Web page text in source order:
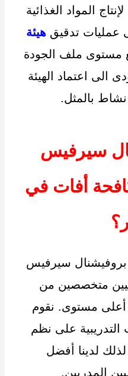
المواد الغذائية
تدقيقهيئة
مستوى ملف الجودة
الى اعتماد الهيئة
بالمثل.
سيرفيس
أفات في
بروفيشنال سيرفيس
متخصصين من
أعلى مستوى. نقوم
على نظم
لدينا أفضل
المدربين.